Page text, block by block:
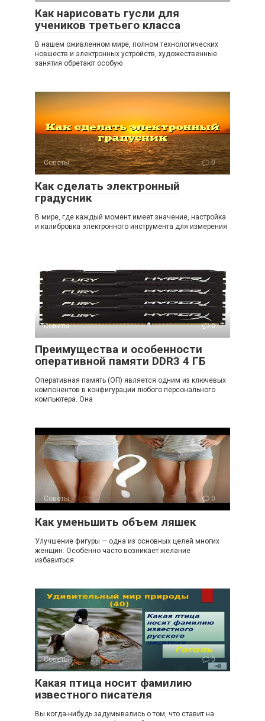
Как нарисовать гусли для
учеников третьего класса
В нашем оживленном мире, полном технологических
новшеств и электронных устройств, художественные
занятия обретают особую
Советы 0
Как сделать электронный
градусник
В мире, где каждый момент имеет значение, настройка
и калибровка электронного инструмента для измерения
Советы 0
Преимущества и особенности
оперативной памяти DDR3 4 ГБ
Оперативная память (ОП) является одним из ключевых
компонентов в конфигурации любого персонального
компьютера. Она
Советы 0
Как уменьшить объем ляшек
Улучшение фигуры — одна из основных целей многих
женщин. Особенно часто возникает желание
избавиться
Советы 0
Какая птица носит фамилию
известного писателя
Вы когда-нибудь задумывались о том, что ставит на